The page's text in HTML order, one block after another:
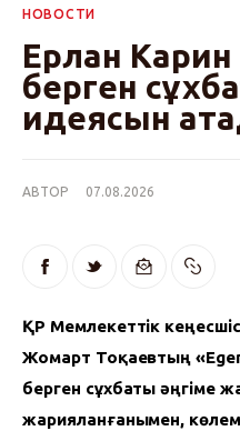
НОВОСТИ
Ерлан
берген
идеясын
АВТОР 07.08.2026
ҚР Мемлекеттік
Жомарт Тоқаевтың
берген сұхбаты әңгіме
жарияланғанымен,